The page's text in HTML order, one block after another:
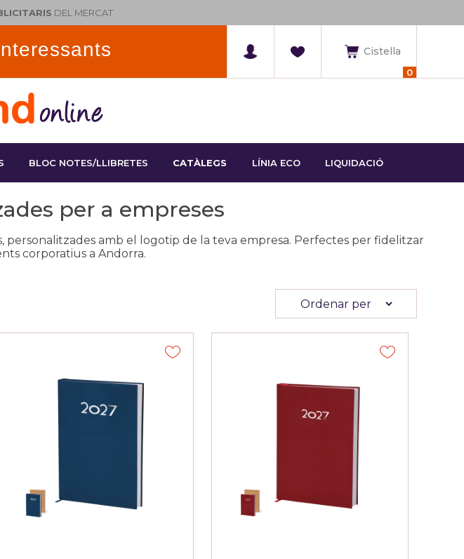
DEL MERCAT
Cistella
0
BLOC NOTES/LLIBRETES CATÀLEGS LÍNIA ECO LIQUIDACIÓ
per a empreses
personalitzades amb el logotip de la teva empresa. Perfectes per fidelitzar
corporatius a Andorra.